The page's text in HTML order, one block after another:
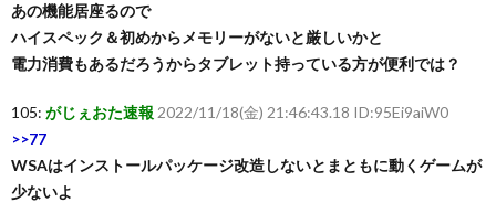
あの機能居座るので
ハイスペック＆初めからメモリーがないと厳しいかと
電力消費もあるだろうからタブレット持っている方が便利では？
105: がじぇおた速報 2022/11/18(金) 21:46:43.18 ID:95Ei9aiW0
>>77
WSAはインストールパッケージ改造しないとまともに動くゲームが
少ないよ